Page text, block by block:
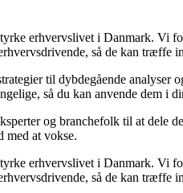
erhvervslivet i Danmark. Vi
så de kan træffe
til dybdegående
så du kan anvende dem i
og branchefolk til at dele
med at vokse.
erhvervslivet i Danmark. Vi
så de kan træffe